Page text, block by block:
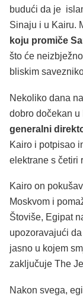
budući da je
Sinaju i u Kairu.
koju promiče
što će
bliskim
Nekoliko dana
dobro dočekan u
generalni
Kairo i potpisao
elektrane s četiri
Kairo on
Moskvom i
Štoviše, Egipat
upozoravajući
jasno u kojem
zaključuje The
Nakon svega,